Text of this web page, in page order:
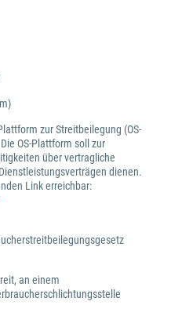
zur Streitbeilegung (OS-
OS-Plattform soll zur
über vertragliche
dienen.
Link erreichbar:
an einem